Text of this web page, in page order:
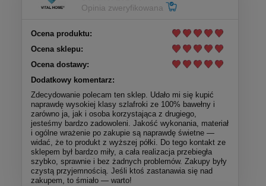
Opinia zweryfikowana
Ocena produktu:
Ocena sklepu:
Ocena dostawy:
Dodatkowy komentarz:
Zdecydowanie polecam ten sklep. Udało mi się kupić
naprawdę wysokiej klasy szlafroki ze 100% bawełny i
zarówno ja, jak i osoba korzystająca z drugiego,
jesteśmy bardzo zadowoleni. Jakość wykonania, materiał
i ogólne wrażenie po zakupie są naprawdę świetne —
widać, że to produkt z wyższej półki. Do tego kontakt ze
sklepem był bardzo miły, a cała realizacja przebiegła
szybko, sprawnie i bez żadnych problemów. Zakupy były
czystą przyjemnością. Jeśli ktoś zastanawia się nad
zakupem, to śmiało — warto!